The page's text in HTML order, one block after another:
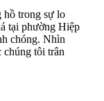
hồ trong sự lo
tại phường Hiệp
chóng. Nhìn
chúng tôi trân